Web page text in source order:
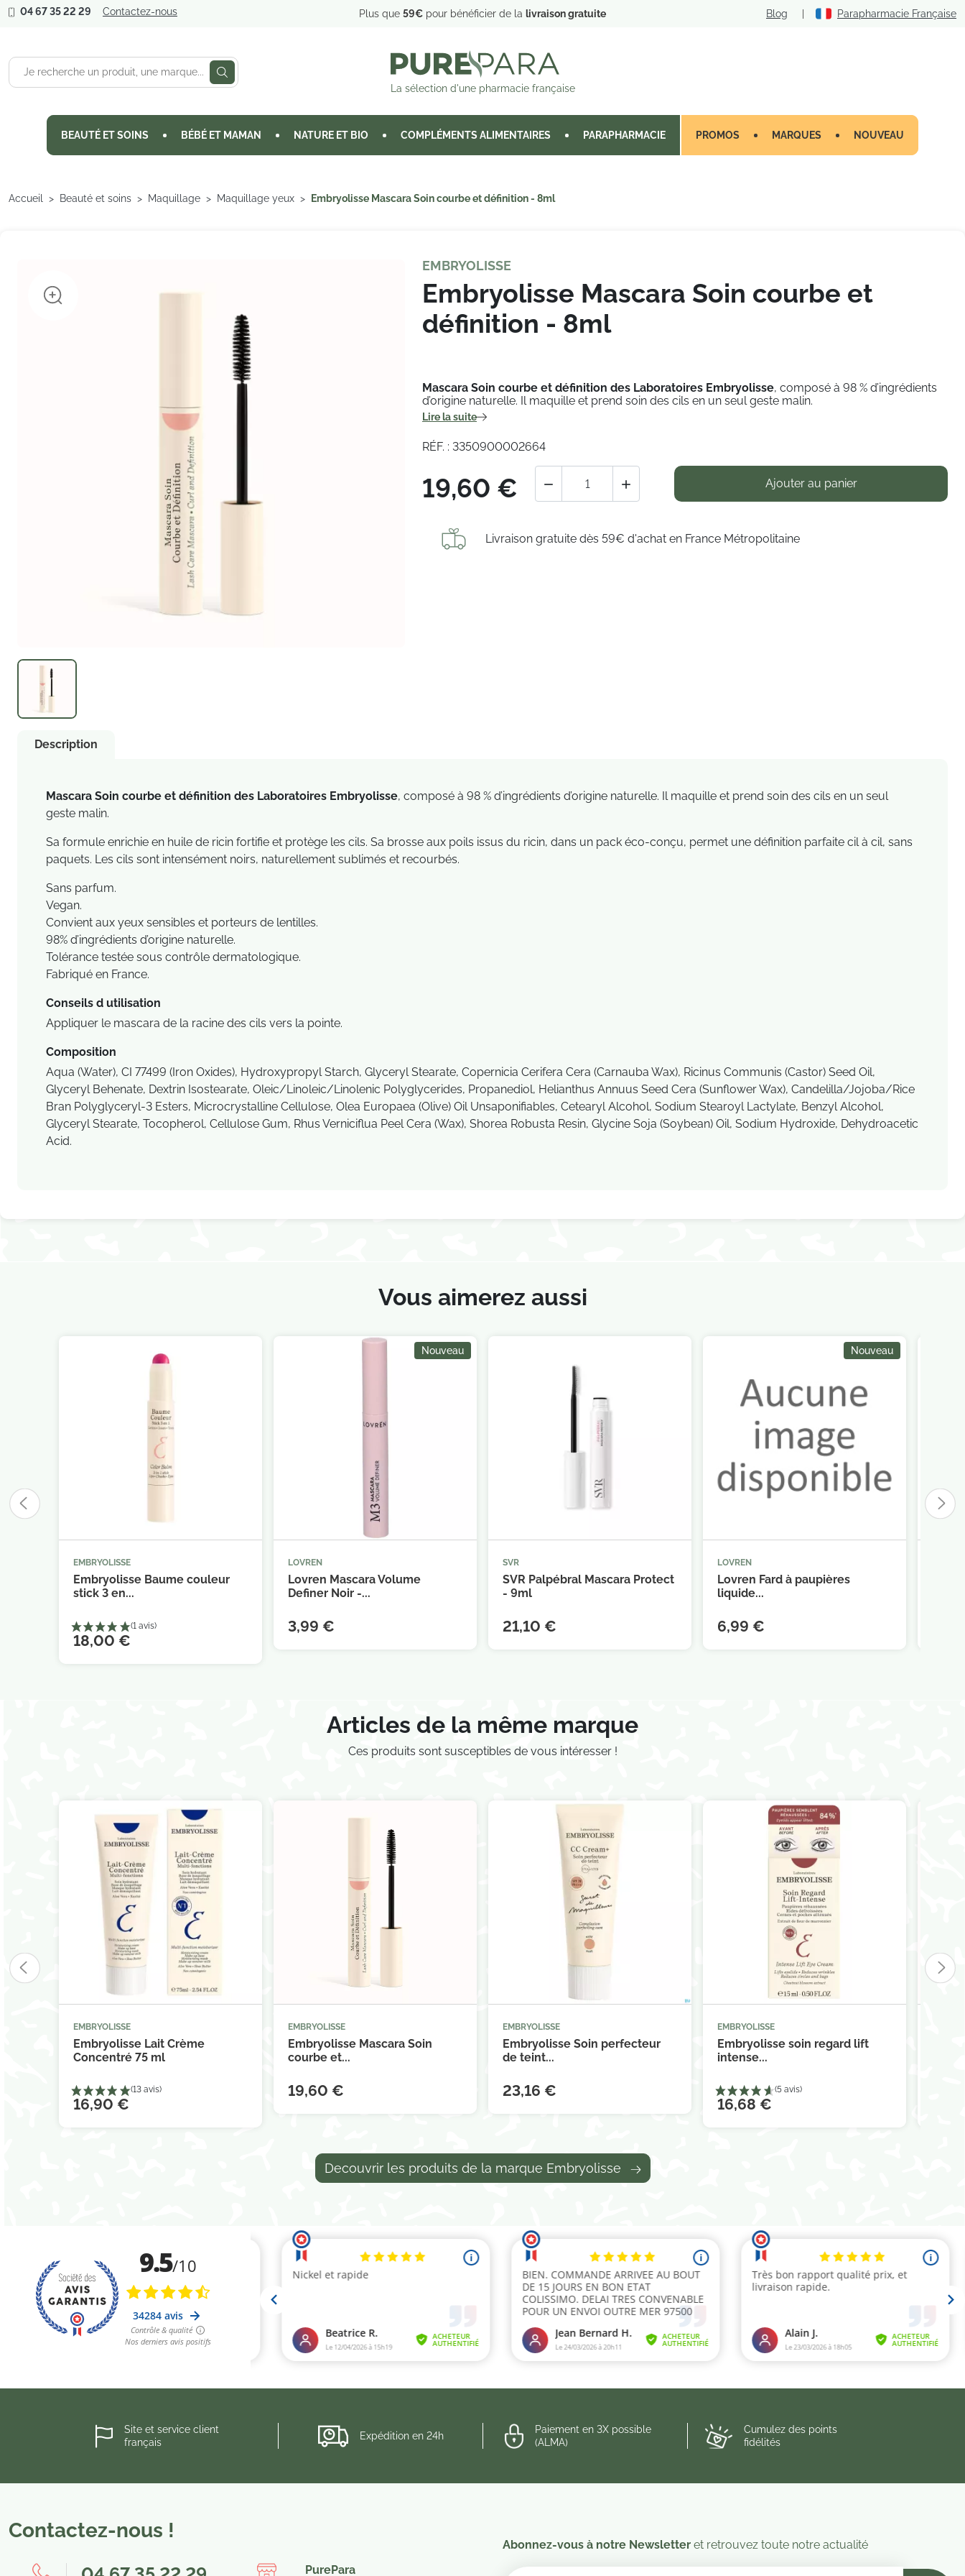
04 67 35 22 29 Contactez-nous Plus que 59€ pour bénéficier de la livraison gratuite Blog | Parapharmacie Française
La sélection d'une pharmacie française
BEAUTÉ ET SOINS BÉBÉ ET MAMAN NATURE ET BIO COMPLÉMENTS ALIMENTAIRES PARAPHARMACIE PROMOS MARQUES NOUVEAU
Accueil Beauté et soins Maquillage Maquillage yeux Embryolisse Mascara Soin courbe et définition - 8ml
EMBRYOLISSE
Embryolisse Mascara Soin courbe et
définition - 8ml
Mascara Soin courbe et définition des Laboratoires Embryolisse, composé à 98 % d’ingrédients
d’origine naturelle. Il maquille et prend soin des cils en un seul geste malin.
Lire la suite
RÉF. : 3350900002664
19,60 €   Ajouter au panier
Livraison gratuite dès 59€ d'achat en France Métropolitaine
Description
Mascara Soin courbe et définition des Laboratoires Embryolisse, composé à 98 % d’ingrédients d’origine naturelle. Il maquille et prend soin des cils en un seul
geste malin.
Sa formule enrichie en huile de ricin fortifie et protège les cils. Sa brosse aux poils issus du ricin, dans un pack éco-conçu, permet une définition parfaite cil à cil, sans
paquets. Les cils sont intensément noirs, naturellement sublimés et recourbés.
Sans parfum.
Vegan.
Convient aux yeux sensibles et porteurs de lentilles.
98% d’ingrédients d’origine naturelle.
Tolérance testée sous contrôle dermatologique.
Fabriqué en France.
Conseils d utilisation
Appliquer le mascara de la racine des cils vers la pointe.
Composition
Aqua (Water), CI 77499 (Iron Oxides), Hydroxypropyl Starch, Glyceryl Stearate, Copernicia Cerifera Cera (Carnauba Wax), Ricinus Communis (Castor) Seed Oil,
Glyceryl Behenate, Dextrin Isostearate, Oleic/Linoleic/Linolenic Polyglycerides, Propanediol, Helianthus Annuus Seed Cera (Sunflower Wax), Candelilla/Jojoba/Rice
Bran Polyglyceryl-3 Esters, Microcrystalline Cellulose, Olea Europaea (Olive) Oil Unsaponifiables, Cetearyl Alcohol, Sodium Stearoyl Lactylate, Benzyl Alcohol,
Glyceryl Stearate, Tocopherol, Cellulose Gum, Rhus Verniciflua Peel Cera (Wax), Shorea Robusta Resin, Glycine Soja (Soybean) Oil, Sodium Hydroxide, Dehydroacetic
Acid.
Vous aimerez aussi

EMBRYOLISSE
Embryolisse Baume couleur
stick 3 en...
18,00 €
Nouveau

LOVREN
Lovren Mascara Volume
Definer Noir -...
3,99 €
 
SVR
SVR Palpébral Mascara Protect
- 9ml
21,10 €
Nouveau
 
LOVREN
Lovren Fard à paupières
liquide...
6,99 €
Articles de la même marque
Ces produits sont susceptibles de vous intéresser !
EMBRYOLISSE
Embryolisse Lait Crème
Concentré 75 ml
16,90 €
EMBRYOLISSE
Embryolisse Mascara Soin
courbe et...
19,60 €
EMBRYOLISSE
Embryolisse Soin perfecteur
de teint...
23,16 €
EMBRYOLISSE
Embryolisse soin regard lift
intense...
16,68 €
Decouvrir les produits de la marque Embryolisse
Site et service client
français
Expédition en 24h
Paiement en 3X possible
(ALMA)
Cumulez des points
fidélités
Contactez-nous !
PurePara
Abonnez-vous à notre Newsletter et retrouvez toute notre actualité